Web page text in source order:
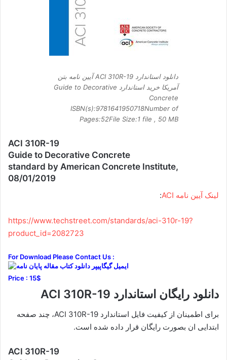
دانلود استاندارد ACI 310R-19 آیین نامه بتن
آمریکا خرید استاندارد Guide to Decorative
Concrete
ISBN(s):9781641950718Number of
Pages:52File Size:1 file , 50 MB
ACI 310R-19
Guide to Decorative Concrete
standard by American Concrete Institute,
08/01/2019
لینک آیین نامه ACI :
https://www.techstreet.com/standards/aci-310r-19?
product_id=2082723
For Download Please Contact Us :
Price : 15$
دانلود رایگان استاندارد ACI 310R-19
برای اطمینان از کیفیت فایل استاندارد ACI 310R-19، چند صفحه
ابتدایی ان بصورت رایگان قرار داده شده است.
ACI 310R-19